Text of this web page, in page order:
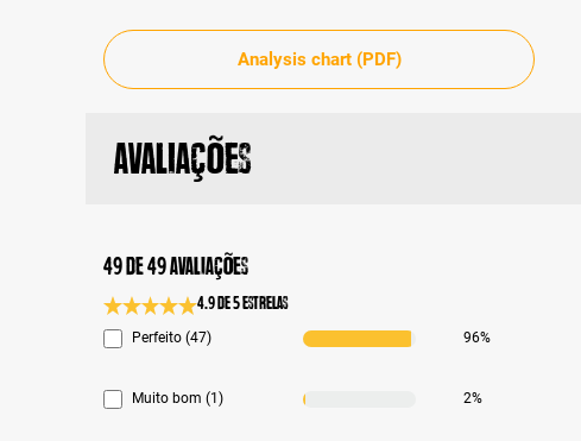
Analysis chart (PDF)
Avaliações
49 de 49 avaliações
Classificação média de 4.9 de 5 estrelas
4.9 de 5 Estrelas
Perfeito (47) 96%
Muito bom (1) 2%